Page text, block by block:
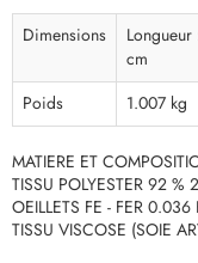
Dimensions
cm
Poids
1.007 kg
MATIERE ET
TISSU POLYESTER 92 %
OEILLETS FE - FER 0.036
TISSU VISCOSE (SOIE